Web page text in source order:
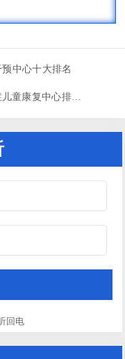
中心十大排名
口碑好的！南阳阿斯伯格综合症儿童康复中心排名汇总
回电